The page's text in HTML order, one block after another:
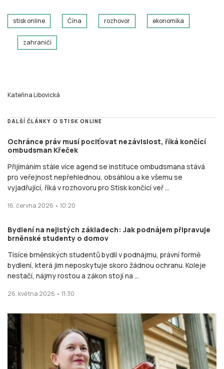
stisk online Čína rozhovor ekonomika
zahraničí
Kateřina Libovická
DALŠÍ ČLÁNKY O STISK ONLINE
Ochránce práv musí pociťovat nezávislost, říká končící
ombudsman Křeček
Přijímáním stále více agend se instituce ombudsmana stává
pro veřejnost nepřehlednou, obsáhlou a ke všemu se
vyjadřující, říká v rozhovoru pro Stisk končící veř ...
16. června 2026 • 10:20
Bydlení na nejistých základech: Jak podnájem připravuje
brněnské studenty o domov
Tisíce brněnských studentů bydlí v podnájmu, právní formě
bydlení, která jim neposkytuje skoro žádnou ochranu. Koleje
nestačí, nájmy rostou a zákon stojí na ...
26. května 2026 • 11:30